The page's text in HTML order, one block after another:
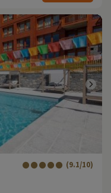
(9.1/10)